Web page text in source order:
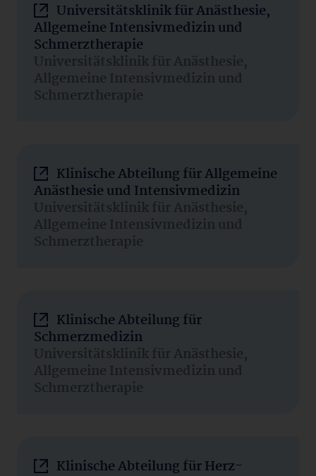
Universitätsklinik für Anästhesie,
Allgemeine Intensivmedizin und
Schmerztherapie
Universitätsklinik für Anästhesie,
Allgemeine Intensivmedizin und
Schmerztherapie
Klinische Abteilung für Allgemeine
Anästhesie und Intensivmedizin
Universitätsklinik für Anästhesie,
Allgemeine Intensivmedizin und
Schmerztherapie
Klinische Abteilung für
Schmerzmedizin
Universitätsklinik für Anästhesie,
Allgemeine Intensivmedizin und
Schmerztherapie
Klinische Abteilung für Herz-